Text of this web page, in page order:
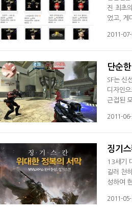
진 최초
었고, 게
인'은 리
2011-
단순
SF는 신
디자인
근접된
을 하는
2011-
징기
13세기
길러 천
성하여
서 국가
2011-